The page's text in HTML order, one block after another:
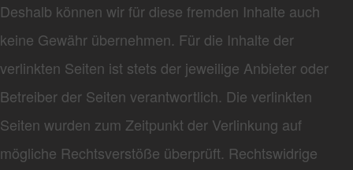
Deshalb können wir für diese fremden Inhalte auch
keine Gewähr übernehmen. Für die Inhalte der
verlinkten Seiten ist stets der jeweilige Anbieter oder
Betreiber der Seiten verantwortlich. Die verlinkten
Seiten wurden zum Zeitpunkt der Verlinkung auf
mögliche Rechtsverstöße überprüft. Rechtswidrige